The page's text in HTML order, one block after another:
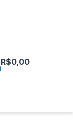
R$0,00